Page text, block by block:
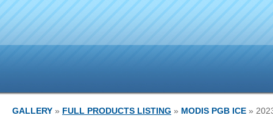
GALLERY » FULL PRODUCTS LISTING » MODIS PGB ICE »